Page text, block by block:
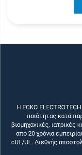
Η ECKO
ποιότητας κατά
βιομηχανικές,
από 20 χρόνια
cUL/UL. Διεθνής